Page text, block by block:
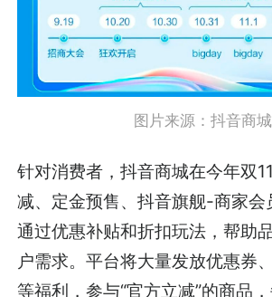
图片来源：抖音商城
针对消费者，抖音商城在今年双
减、定金预售、抖音旗舰-商家会
通过优惠补贴和折扣玩法，帮助
户需求。平台将大量发放优惠券
等福利，参与“官方立减”的商品